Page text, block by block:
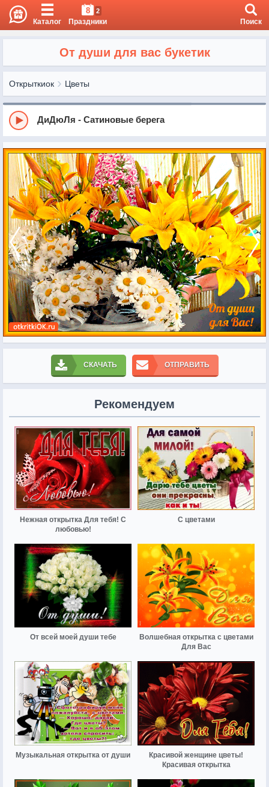
Каталог
8 2
Праздники Поиск
От души для вас букетик
Открыткиок Цветы
ДиДюЛя - Сатиновые берега
СКАЧАТЬ ОТПРАВИТЬ
Рекомендуем
Нежная открытка Для тебя! С
любовью!
С цветами
От всей моей души тебе
Волшебная открытка с цветами
Для Вас
Музыкальная открытка от души
Красивой женщине цветы!
Красивая открытка